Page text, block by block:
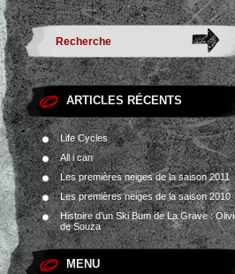
ARTICLES RÉCENTS
Life Cycles
All i can
Les premières neiges de la saison 2011
Les premières neiges de la saison 2010
Histoire d’un Ski Bum de La Grave :
de Souza
MENU